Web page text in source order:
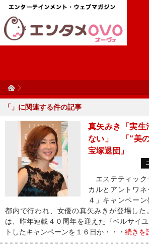
「 」に関連する件の記事
真矢みき「実生
ない」 「“美
宝塚退団」
エステティッ
カルとアントワネ
４」キャンペー
都内で行われ、女優の真矢みきが登場し
は、昨年連載４０周年を迎えた『ベルサイ
トしたキャンペーンを１６日か・・・ 続きを